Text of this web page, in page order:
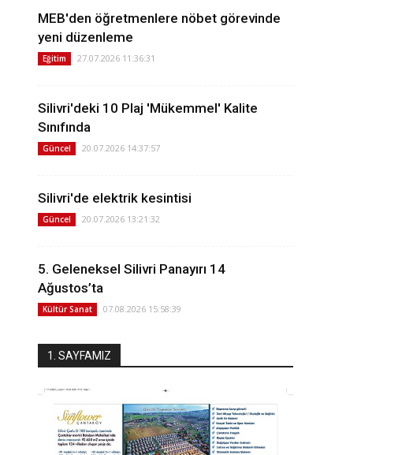
MEB'den öğretmenlere nöbet görevinde
yeni düzenleme
Eğitim 27.07.2026 11:36:31
Silivri'deki 10 Plaj 'Mükemmel' Kalite
Sınıfında
Güncel 20.07.2026 14:37:57
Silivri'de elektrik kesintisi
Güncel 20.07.2026 13:21:32
5. Geleneksel Silivri Panayırı 14
Ağustos’ta
Kültür Sanat 07.08.2026 15:58:39
1. SAYFAMIZ